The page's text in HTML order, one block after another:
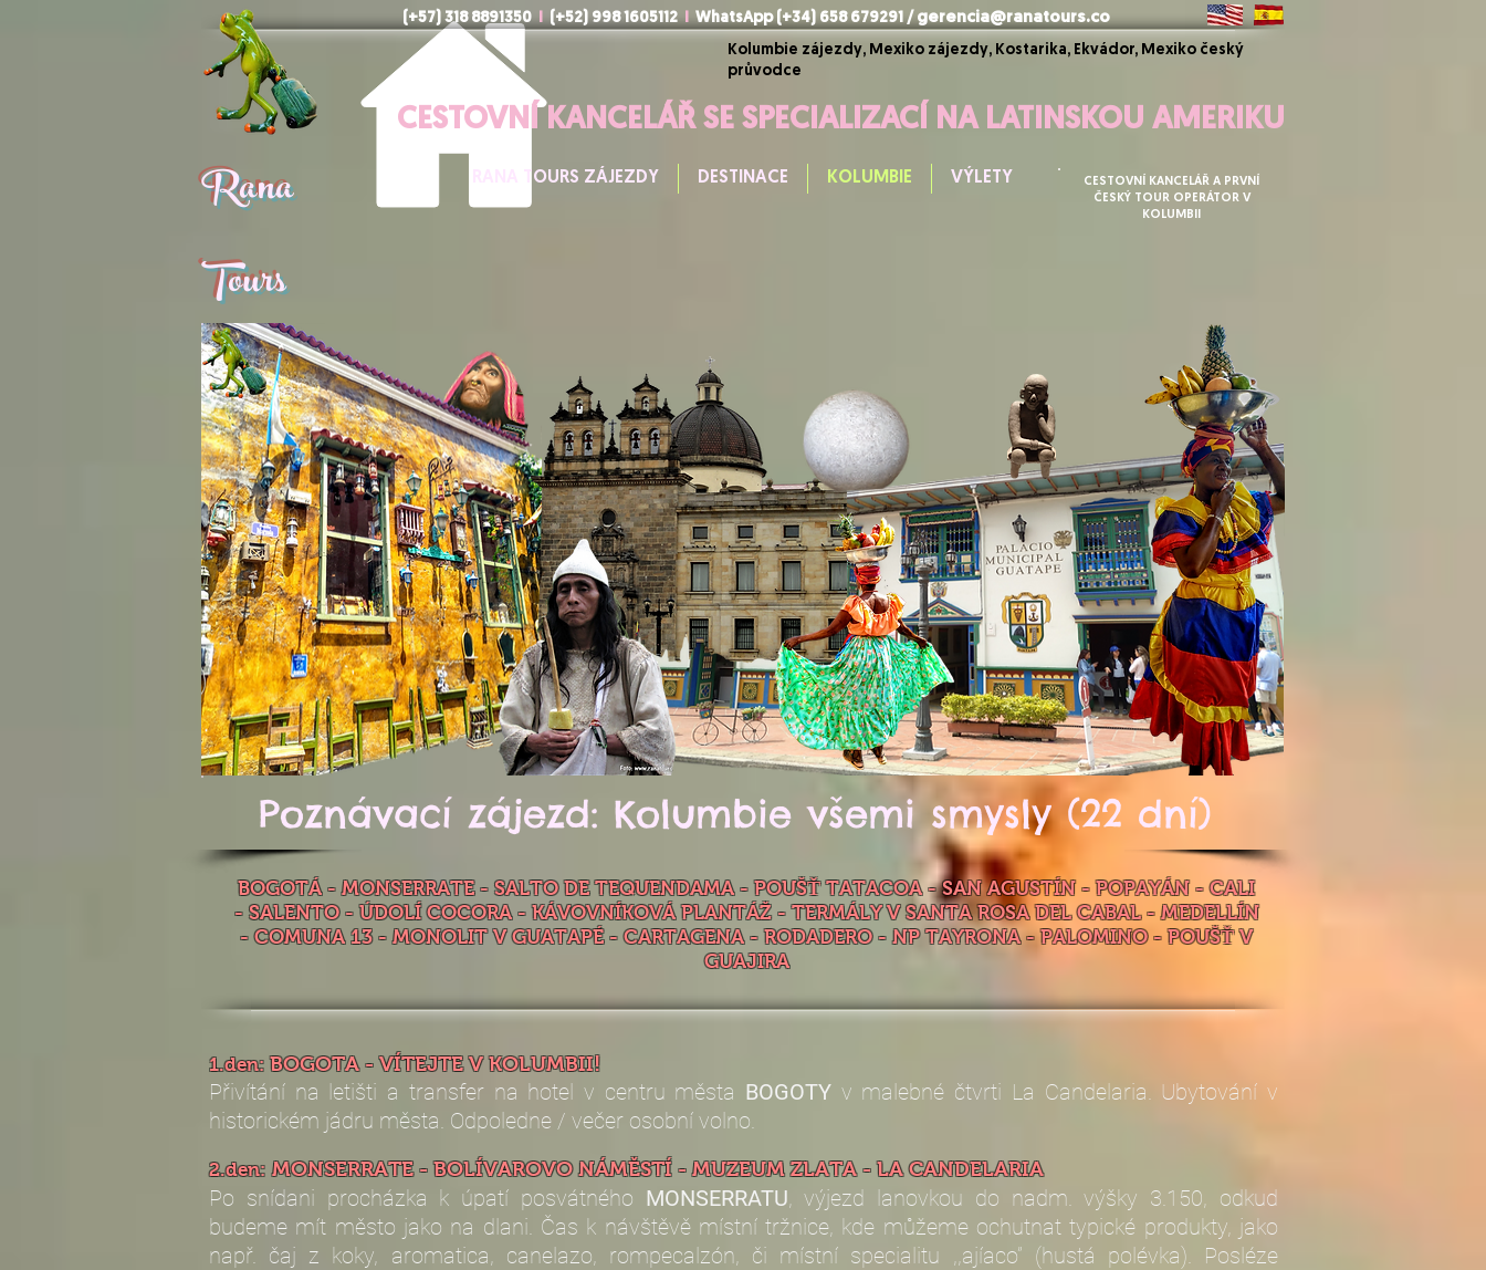
CESTOVNÍ KANCELÁŘ SE SPECIALIZACÍ NA LATINSKOU AMERIKU
Kolumbie zájezdy, Mexiko zájezdy, Kostarika, Ekvádor, Mexiko český
průvodce
(+57) 318 8891350I(+52) 998 1605112IWhatsApp (+34) 658 679291 /gerencia@ranatours.co
Rana
Tours
RANA TOURS ZÁJEZDY DESTINACE KOLUMBIE VÝLETY
CESTOVNÍ KANCELÁŘ A PRVNÍ
ČESKÝ TOUR OPERÁTOR V
KOLUMBII
Poznávací zájezd: Kolumbie všemi smysly (22 dní)
BOGOTÁ - MONSERRATE - SALTO DE TEQUENDAMA - POUŠŤ TATACOA - SAN AGUSTÍN - POPAYÁN - CALI
- SALENTO - ÚDOLÍ COCORA - KÁVOVNÍKOVÁ PLANTÁŽ - TERMÁLY V SANTA ROSA DEL CABAL - MEDELLÍN
- COMUNA 13 - MONOLIT V GUATAPÉ - CARTAGENA - RODADERO - NP TAYRONA - PALOMINO - POUŠŤ V
GUAJIRA
1.den: BOGOTA - VÍTEJTE V KOLUMBII!
Přivítání na letišti a transfer na hotel v centru města BOGOTY v malebné čtvrti La Candelaria. Ubytování v
historickém jádru města. Odpoledne / večer osobní volno.
2.den: MONSERRATE - BOLÍVAROVO NÁMĚSTÍ - MUZEUM ZLATA - LA CANDELARIA
Po snídani procházka k úpatí posvátného MONSERRATU, výjezd lanovkou do nadm. výšky 3.150, odkud
budeme mít město jako na dlani. Čas k návštěvě místní tržnice, kde můžeme ochutnat typické produkty, jako
např. čaj z koky, aromatica, canelazo, rompecalzón, či místní specialitu ,,ajíaco” (hustá polévka). Posléze